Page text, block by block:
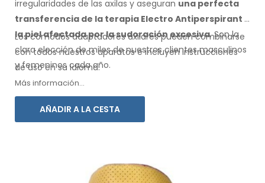
irregularidades de las axilas y aseguran una perfecta
transferencia de la terapia Electro Antiperspirant a
la pielafectada por la sudoración excesiva. Son la
clara elección de miles de nuestros clientes masculinos
y femeninos cada año.
Los cómodos adaptadoresaxilarespueden combinarse
contodosnuestros aparatos e incluyen instrucciones
deuso en su idioma.
Más información...
AÑADIR A LA CESTA